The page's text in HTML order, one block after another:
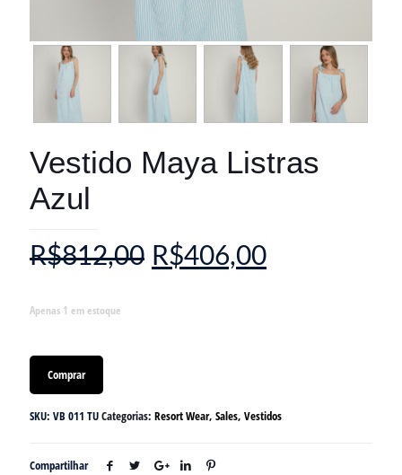
Vestido Maya Listras
Azul
R$812,00 R$406,00
Apenas 1 em estoque
Comprar
SKU: VB 011 TUCategorias: Resort Wear, Sales, Vestidos
Compartilhar